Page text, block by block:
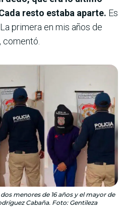
resto estaba aparte. Es
primera en mis años de
comentó.
menores de 16 años y el mayor de
Cabaña. Foto: Gentileza